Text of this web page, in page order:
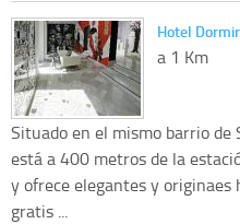
Hotel
a 1 Km
Situado en el mismo barrio de
está a 400 metros de la
y ofrece elegantes y originaes
gratis ...